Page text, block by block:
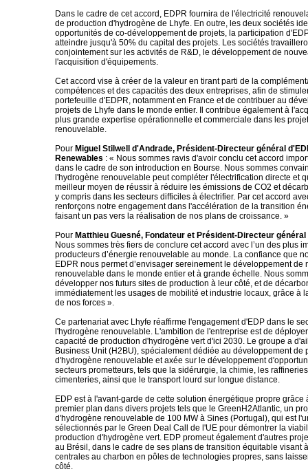
Dans le cadre de cet accord, EDPR fournira de l'électricité
de production d'hydrogène de Lhyfe. En outre, les deux sociétés
opportunités de co-développement de projets, la participation
atteindre jusqu'à 50% du capital des projets. Les sociétés
conjointement sur les activités de R&D, le développement de
l'acquisition d'équipements.
Cet accord vise à créer de la valeur en tirant parti de la
compétences et des capacités des deux entreprises, afin de
portefeuille d'EDPR, notamment en France et de contribuer au
projets de Lhyfe dans le monde entier. Il contribue également à
plus grande expertise opérationnelle et commerciale dans les
renouvelable.
Pour Miguel Stilwell d'Andrade, Président-Directeur général
Renewables : « Nous sommes ravis d'avoir conclu cet accord
dans le cadre de son introduction en Bourse. Nous sommes
l'hydrogène renouvelable peut compléter l'électrification directe et
meilleur moyen de réussir à réduire les émissions de CO2 et
y compris dans les secteurs difficiles à électrifier. Par cet accord
renforçons notre engagement dans l'accélération de la transition
faisant un pas vers la réalisation de nos plans de croissance. »
Pour Matthieu Guesné, Fondateur et Président-Directeur général
Nous sommes très fiers de conclure cet accord avec l’un des plus
producteurs d’énergie renouvelable au monde. La confiance que
EDPR nous permet d’envisager sereinement le développement de
renouvelable dans le monde entier et à grande échelle. Nous
développer nos futurs sites de production à leur côté, et de
immédiatement les usages de mobilité et industrie locaux, grâce à
de nos forces ».
Ce partenariat avec Lhyfe réaffirme l'engagement d'EDP dans le
l'hydrogène renouvelable. L'ambition de l'entreprise est de
capacité de production d'hydrogène vert d'ici 2030. Le groupe a
Business Unit (H2BU), spécialement dédiée au développement de
d'hydrogène renouvelable et axée sur le développement
secteurs prometteurs, tels que la sidérurgie, la chimie, les
cimenteries, ainsi que le transport lourd sur longue distance.
EDP est à l'avant-garde de cette solution énergétique propre grâce
premier plan dans divers projets tels que le GreenH2Atlantic, un
d'hydrogène renouvelable de 100 MW à Sines (Portugal), qui est
sélectionnés par le Green Deal Call de l'UE pour démontrer la
production d'hydrogène vert. EDP promeut également d'autres
au Brésil, dans le cadre de ses plans de transition équitable visant
centrales au charbon en pôles de technologies propres, sans
côté.